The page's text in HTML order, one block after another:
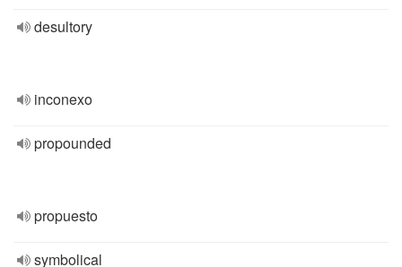
desultory
inconexo
propounded
propuesto
symbolical